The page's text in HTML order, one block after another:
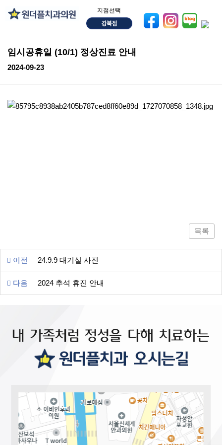
지점선택
임시공휴일 (10/1) 정상진료 안내
2024-09-23
목록
이전 24.9.9 대기실 사진
다음 2024 추석 휴진 안내